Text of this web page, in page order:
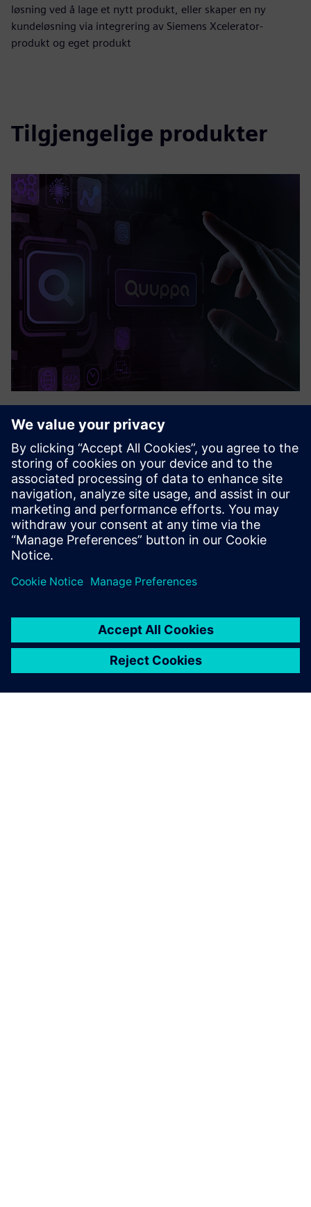
løsning ved å lage et nytt produkt, eller skaper en ny
kundeløsning via integrering av Siemens Xcelerator-
produkt og eget produkt
Tilgjengelige produkter
Quuppa muliggjør svært nøyaktig og sanntidssporing av
mennesker og eiendeler, selv i komplekse innemiljøer.
Quuppa kan spore Bluetooth-koder og enheter som
strekkodelesere eller mobiltelefoner. Systemet kan også
samle inn andre se...
Lær mer